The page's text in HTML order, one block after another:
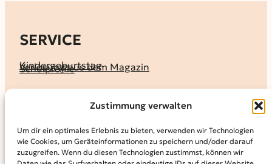
Zustimmung verwalten
Um dir ein optimales Erlebnis zu bieten, verwenden wir Technologien
wie Cookies, um Geräteinformationen zu speichern und/oder darauf
zuzugreifen. Wenn du diesen Technologien zustimmst, können wir
SERVICE
Kindergeburtstag
Verlosung aus dem Magazin
Schulprofile
KALENDER
MAGAZIN